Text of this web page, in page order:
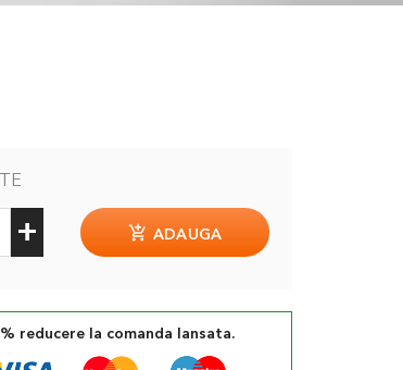
+ ADAUGA
reducere la comanda lansata.